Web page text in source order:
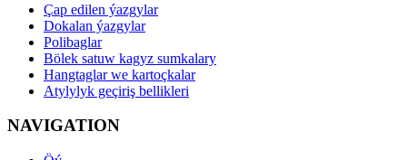
Çap edilen ýazgylar
Dokalan ýazgylar
Polibaglar
Bölek satuw kagyz sumkalary
Hangtaglar we kartoçkalar
Atylylyk geçiriş bellikleri
NAVIGATION